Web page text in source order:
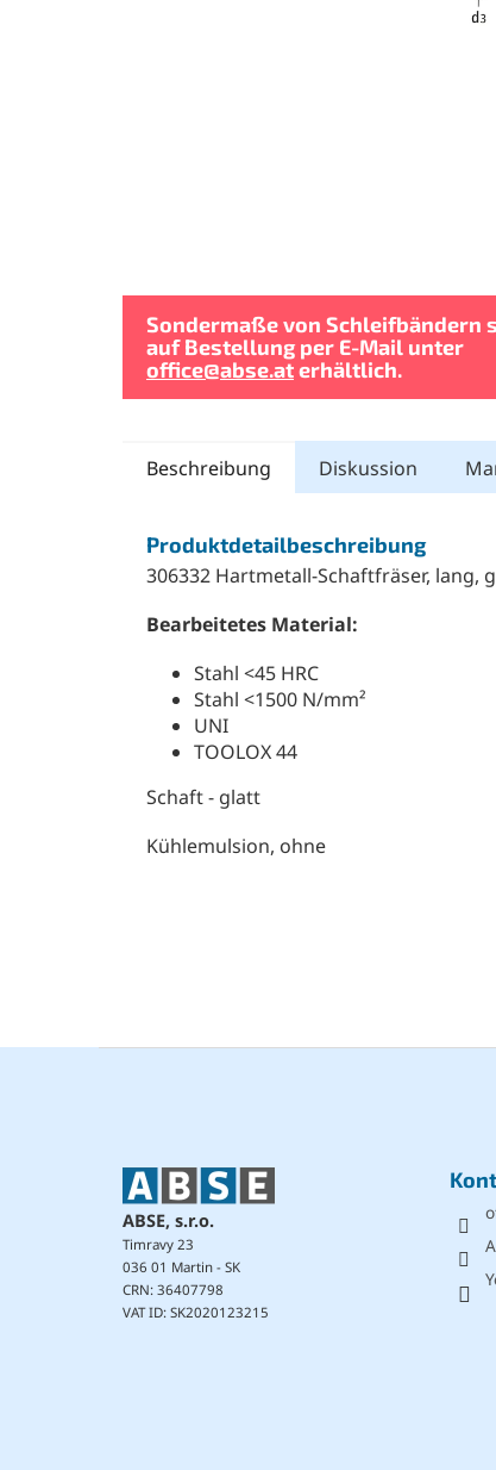
Sondermaße von Schleifbändern
auf Bestellung per E-Mail unter
office@abse.aterhältlich.
Beschreibung Diskussion
Produktdetailbeschreibung
306332 Hartmetall-Schaftfräser, lang,
Bearbeitetes Material:
Stahl <45 HRC
Stahl <1500 N/mm²
UNI
TOOLOX 44
Schaft - glatt
Kühlemulsion, ohne
ABSE, s.r.o.
Timravy 23
036 01 Martin - SK
CRN: 36407798
VAT ID: SK2020123215